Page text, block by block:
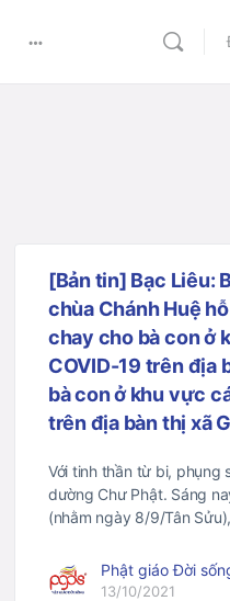
[Bản tin] Bạc Liêu:
chùa Chánh Huệ
chay cho bà con ở
COVID-19 trên địa
bà con ở khu vực
trên địa bàn thị xã
Với tinh thần từ bi, phụng
dường Chư Phật. Sáng
(nhằm ngày 8/9/Tân
Phật giáo Đời
13/10/2021